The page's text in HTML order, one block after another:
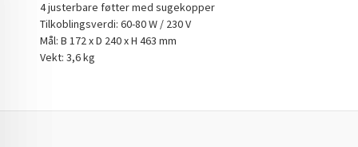
4 justerbare føtter med sugekopper
Tilkoblingsverdi: 60-80 W / 230 V
Mål: B 172 x D 240 x H 463 mm
Vekt: 3,6 kg